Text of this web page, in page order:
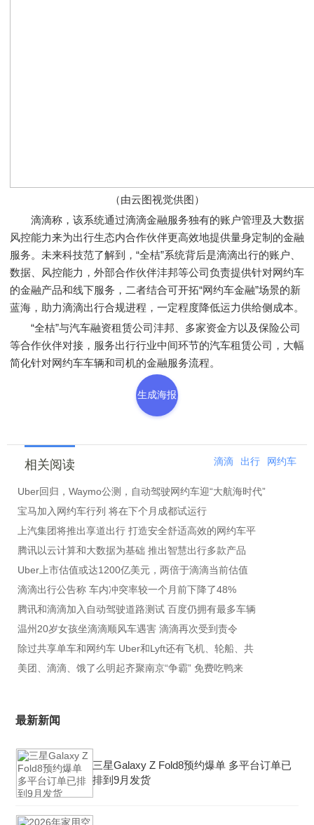
（由云图视觉供图）
滴滴称，该系统通过滴滴金融服务独有的账户管理及大数据
风控能力来为出行生态内合作伙伴更高效地提供量身定制的金融
服务。未来科技范了解到，“全桔”系统背后是滴滴出行的账户、
数据、风控能力，外部合作伙伴沣邦等公司负责提供针对网约车
的金融产品和线下服务，二者结合可开拓“网约车金融”场景的新
蓝海，助力滴滴出行合规进程，一定程度降低运力供给侧成本。
“全桔”与汽车融资租赁公司沣邦、多家资金方以及保险公司
等合作伙伴对接，服务出行行业中间环节的汽车租赁公司，大幅
简化针对网约车车辆和司机的金融服务流程。
生成海报
相关阅读 滴滴 出行 网约车
Uber回归，Waymo公测，自动驾驶网约车迎“大航海时代”
宝马加入网约车行列 将在下个月成都试运行
上汽集团将推出享道出行 打造安全舒适高效的网约车平
腾讯以云计算和大数据为基础 推出智慧出行多款产品
Uber上市估值或达1200亿美元，两倍于滴滴当前估值
滴滴出行公告称 车内冲突率较一个月前下降了48%
腾讯和滴滴加入自动驾驶道路测试 百度仍拥有最多车辆
温州20岁女孩坐滴滴顺风车遇害 滴滴再次受到责令
除过共享单车和网约车 Uber和Lyft还有飞机、轮船、共
美团、滴滴、饿了么明起齐聚南京“争霸” 免费吃鸭来
最新新闻
三星Galaxy Z Fold8预约爆单 多平台订单已
排到9月发货